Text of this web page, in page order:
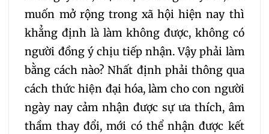
muốn mở rộng trong xã hội hiện nay thì
khẳng định là làm không được, không có
người đồng ý chịu tiếp nhận. Vậy phải làm
bằng cách nào? Nhất định phải thông qua
cách thức hiện đại hóa, làm cho con người
ngày nay cảm nhận được sự ưa thích, âm
thầm thay đổi, mới có thể nhận được kết